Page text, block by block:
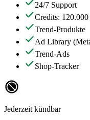
24/7 Support
Credits: 120.000
Trend-Produkte
Ad Library
Trend-Ads
Shop-Tracker
Jederzeit kündbar